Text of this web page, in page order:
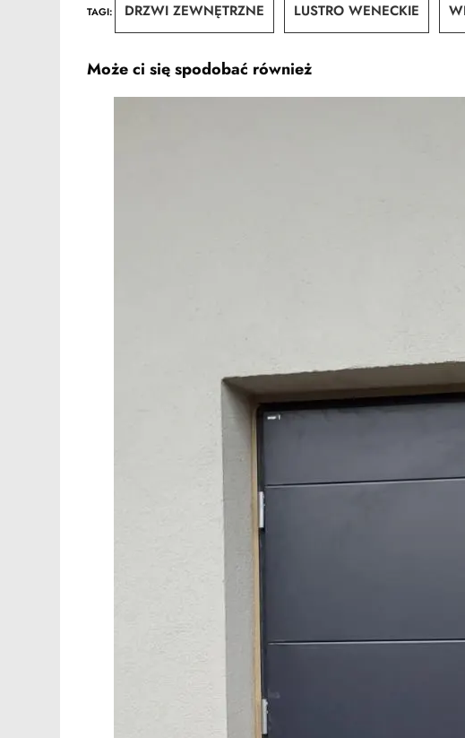
TAGI: DRZWI ZEWNĘTRZNE LUSTRO WENECKIE
Może ci się spodobać również